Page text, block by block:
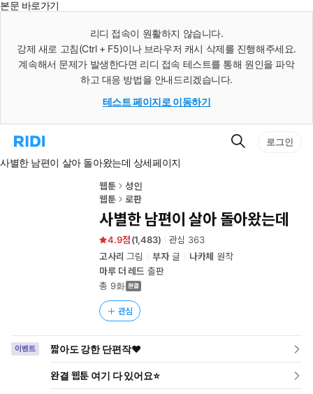
본문 바로가기
리디 접속이 원활하지 않습니다.
강제 새로 고침(Ctrl + F5)이나 브라우저 캐시 삭제를 진행해주세요.
계속해서 문제가 발생한다면 리디 접속 테스트를 통해 원인을 파악
하고 대응 방법을 안내드리겠습니다.
테스트 페이지로 이동하기
리
홈
검
로그인
사별한 남편이 살아 돌아왔는데 상세페이지
웹툰
성인
웹툰
로판
사별한 남편이 살아 돌아왔는데
4.9 (1,483) 관심 363
고사리 그림 부자글 나카체 원작
마루 더 레드 출판
총 9화
관심
이벤트 짧아도 강한 단편작❤️
완결 웹툰 여기 다 있어요⭐